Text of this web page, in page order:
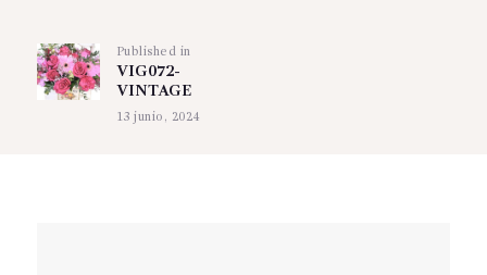
entradasPublished in
VIG072-
VINTAGE
13 junio, 2024